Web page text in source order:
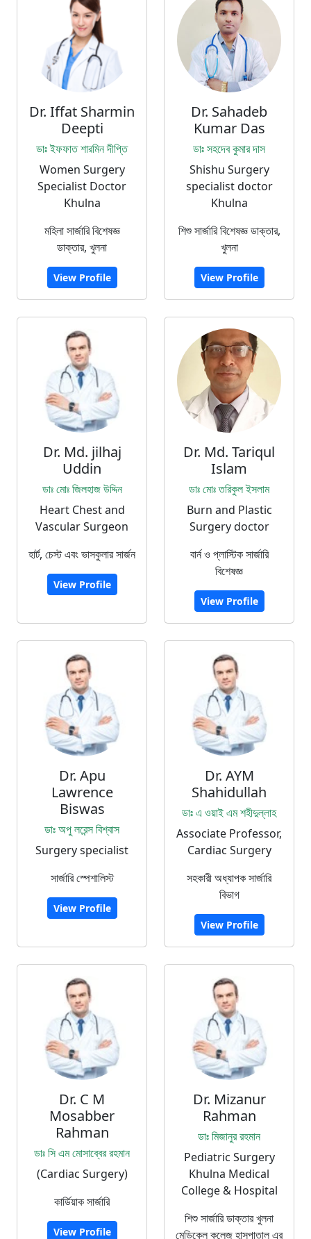
Dr. Iffat Sharmin
Deepti
ডাঃ ইফফাত শারমিন দীপ্তি
Women Surgery
Specialist Doctor
Khulna
মহিলা সার্জারি বিশেষজ্ঞ
ডাক্তার, খুলনা
View Profile
Dr. Sahadeb
Kumar Das
ডাঃ সহদেব কুমার দাস
Shishu Surgery
specialist doctor
Khulna
শিশু সার্জারি বিশেষজ্ঞ ডাক্তার,
খুলনা
View Profile
Dr. Md. jilhaj
Uddin
ডাঃ মোঃ জিলহাজ উদ্দিন
Heart Chest and
Vascular Surgeon
হার্ট, চেস্ট এবং ভাসকুলার সার্জন
View Profile
Dr. Md. Tariqul
Islam
ডাঃ মোঃ তরিকুল ইসলাম
Burn and Plastic
Surgery doctor
বার্ন ও প্লাস্টিক সার্জারি
বিশেষজ্ঞ
View Profile
Dr. Apu
Lawrence
Biswas
ডাঃ অপু লরেন্স বিশ্বাস
Surgery specialist
সার্জারি স্পেশালিস্ট
View Profile
Dr. AYM
Shahidullah
ডাঃ এ ওয়াই এম শহীদুল্লাহ
Associate Professor,
Cardiac Surgery
সহকারী অধ্যাপক সার্জারি
বিভাগ
View Profile
Dr. C M
Mosabber
Rahman
ডাঃ সি এম মোসাব্বের রহমান
(Cardiac Surgery)
কার্ডিয়াক সার্জারি
View Profile
Dr. Mizanur
Rahman
ডাঃ মিজানুর রহমান
Pediatric Surgery
Khulna Medical
College & Hospital
শিশু সার্জারি ডাক্তার খুলনা
মেডিকেল কলেজ হাসপাতাল এর